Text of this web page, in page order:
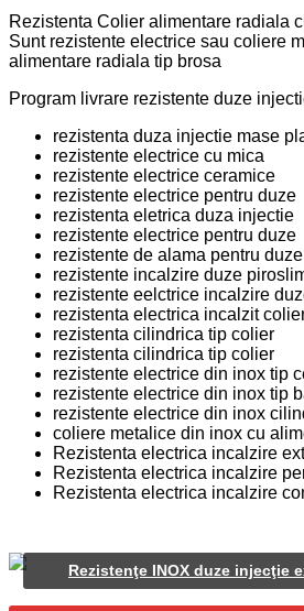
Rezistenta Colier alimentare radiala
Sunt rezistente electrice sau coliere
alimentare radiala tip brosa
Program livrare rezistente duze
rezistenta duza injectie mase
rezistente electrice cu mica
rezistente electrice ceramice
rezistente electrice pentru duze
rezistenta eletrica duza injectie
rezistente electrice pentru duze
rezistente de alama pentru
rezistente incalzire duze
rezistente eelctrice incalzire
rezistenta electrica incalzit
rezistenta cilindrica tip colier
rezistenta cilindrica tip colier
rezistente electrice din inox tip
rezistente electrice din inox tip
rezistente electrice din inox
coliere metalice din inox cu
Rezistenta electrica incalzire
Rezistenta electrica incalzire
Rezistenta electrica incalzire
Rezistenţe INOX duze injecţie